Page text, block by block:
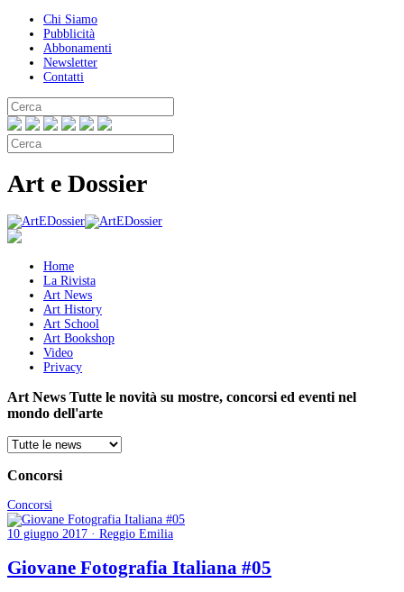
Chi Siamo
Pubblicità
Abbonamenti
Newsletter
Contatti
Art e Dossier
Home
La Rivista
Art News
Art History
Art School
Art Bookshop
Video
Privacy
Art News Tutte le novità su mostre, concorsi ed eventi nel
mondo dell'arte
Concorsi
Concorsi
10 giugno 2017 · Reggio Emilia
Giovane Fotografia Italiana #05